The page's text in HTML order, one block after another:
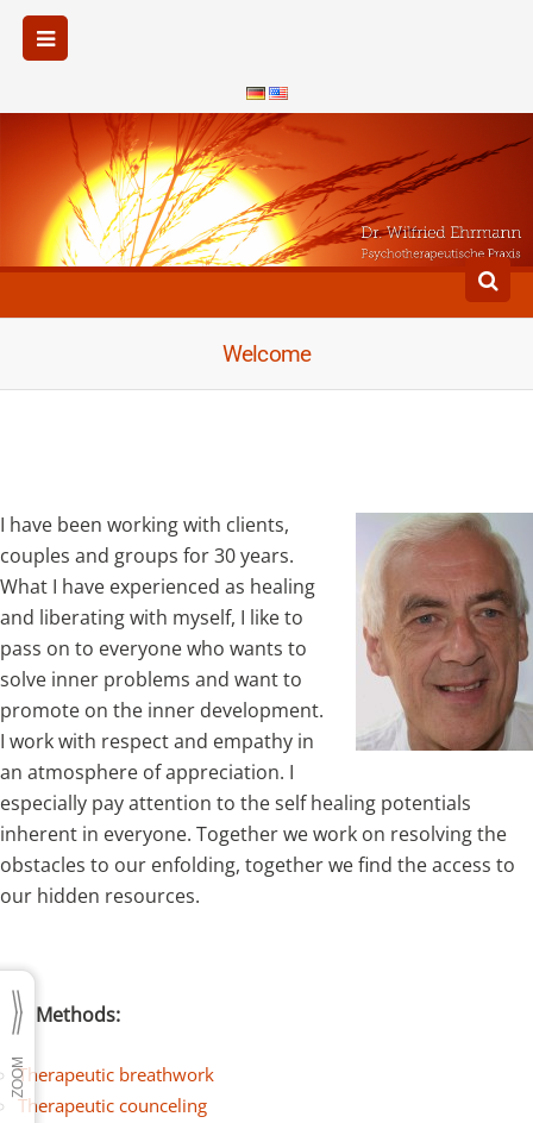
Welcome
I have been working with clients,
couples and groups for 30 years.
What I have experienced as healing
and liberating with myself, I like to
pass on to everyone who wants to
solve inner problems and want to
promote on the inner development.
I work with respect and empathy in
an atmosphere of appreciation. I
especially pay attention to the self healing potentials
inherent in everyone. Together we work on resolving the
obstacles to our enfolding, together we find the access to
our hidden resources.
Methods:
Therapeutic breathwork
Therapeutic counceling